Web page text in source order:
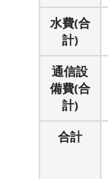
水費(合
計)
通信設
備費(合
計)
合計